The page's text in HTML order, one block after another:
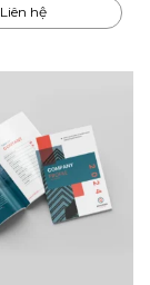
Liên hệ